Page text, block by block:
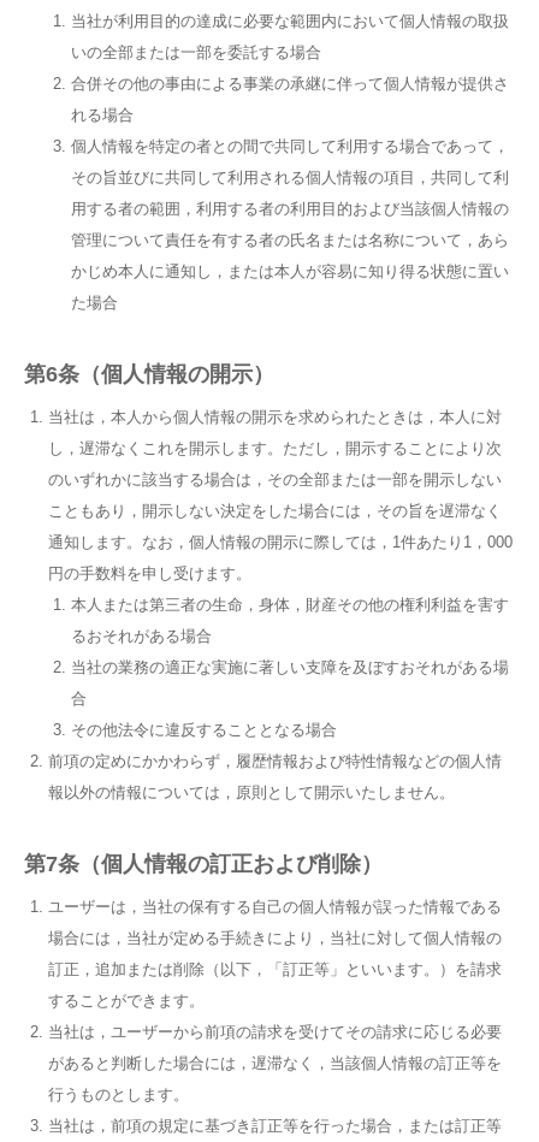
当社が利用目的の達成に必要な範囲内において個人情報の取扱
いの全部または一部を委託する場合
合併その他の事由による事業の承継に伴って個人情報が提供さ
れる場合
個人情報を特定の者との間で共同して利用する場合であって，
その旨並びに共同して利用される個人情報の項目，共同して利
用する者の範囲，利用する者の利用目的および当該個人情報の
管理について責任を有する者の氏名または名称について，あら
かじめ本人に通知し，または本人が容易に知り得る状態に置い
た場合
第6条（個人情報の開示）
当社は，本人から個人情報の開示を求められたときは，本人に対
し，遅滞なくこれを開示します。ただし，開示することにより次
のいずれかに該当する場合は，その全部または一部を開示しない
こともあり，開示しない決定をした場合には，その旨を遅滞なく
通知します。なお，個人情報の開示に際しては，1件あたり1，000
円の手数料を申し受けます。
本人または第三者の生命，身体，財産その他の権利利益を害す
るおそれがある場合
当社の業務の適正な実施に著しい支障を及ぼすおそれがある場
合
その他法令に違反することとなる場合
前項の定めにかかわらず，履歴情報および特性情報などの個人情
報以外の情報については，原則として開示いたしません。
第7条（個人情報の訂正および削除）
ユーザーは，当社の保有する自己の個人情報が誤った情報である
場合には，当社が定める手続きにより，当社に対して個人情報の
訂正，追加または削除（以下，「訂正等」といいます。）を請求
することができます。
当社は，ユーザーから前項の請求を受けてその請求に応じる必要
があると判断した場合には，遅滞なく，当該個人情報の訂正等を
行うものとします。
当社は，前項の規定に基づき訂正等を行った場合，または訂正等